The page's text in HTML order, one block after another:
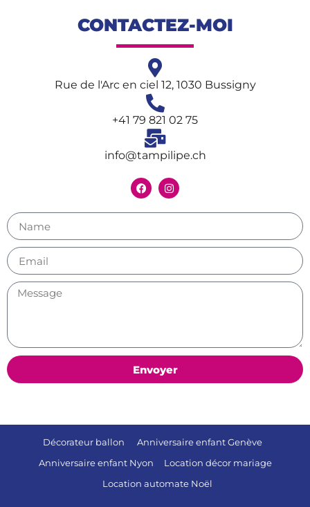
CONTACTEZ-MOI
Rue de l'Arc en ciel 12, 1030 Bussigny
+41 79 821 02 75
info@tampilipe.ch
Envoyer
Décorateur ballon
Anniversaire enfant Genève
Anniversaire enfant Nyon
Location décor mariage
Location automate Noël